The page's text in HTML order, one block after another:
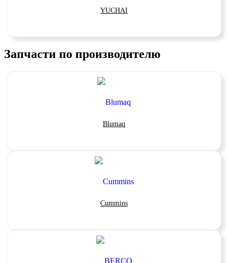
YUCHAI
Запчасти по производителю
Blumaq
Cummins